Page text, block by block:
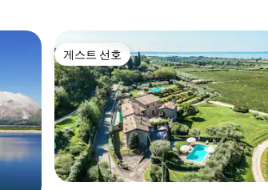
게스트 선호
게스트 선호